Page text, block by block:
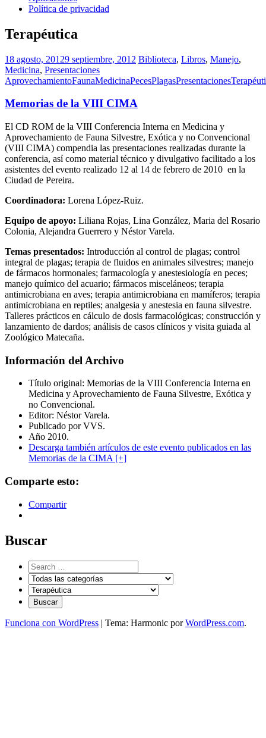
Política de privacidad
Terapéutica
18 agosto, 20129 septiembre, 2012 Biblioteca, Libros, Manejo,
Medicina, Presentaciones
AprovechamientoFaunaMedicinaPecesPlagasPresentaciones
Memorias de la VIII CIMA
El CD ROM de la VIII Conferencia Interna en Medicina y
Aprovechamiento de Fauna Silvestre, Exótica y no Convencional
(VIII CIMA) compendia las presentaciones realizadas durante la
conferencia, así como material técnico y divulgativo facilitado a los
asistentes del evento realizado 12 al 14 de febrero de 2010 en la
Ciudad de Pereira.
Coordinadora: Lorena López-Ruiz.
Equipo de apoyo: Liliana Rojas, Lina González, Maria del Rosario
Colonia, Alejandra Guerrero y Néstor Varela.
Temas presentados: Introducción al control de plagas; control
integral de plagas; terapia de fluidos en animales silvestres; manejo
de fármacos hormonales; farmacología y anestesiología en peces;
manejo químico del acuario; fármacos misceláneos; terapia
antimicrobiana en aves; terapia antimicrobiana en mamíferos; terapia
antimicrobiana en reptiles; analgesia y anestesia en fauna silvestre.
Talleres prácticos en cálculo de dosis farmacológicas; construcción y
lanzamiento de dardos; análisis de casos clínicos y visita guiada al
Zoológico Matecaña.
Información del Archivo
Título original: Memorias de la VIII Conferencia Interna en
Medicina y Aprovechamiento de Fauna Silvestre, Exótica y
no Convencional.
Editor: Néstor Varela.
Publicado por VVS.
Año 2010.
Descarga también artículos de este evento publicados en las
Memorias de la CIMA [+]
Comparte esto:
Compartir
Buscar
Funciona con WordPress | Tema: Harmonic porWordPress.com.